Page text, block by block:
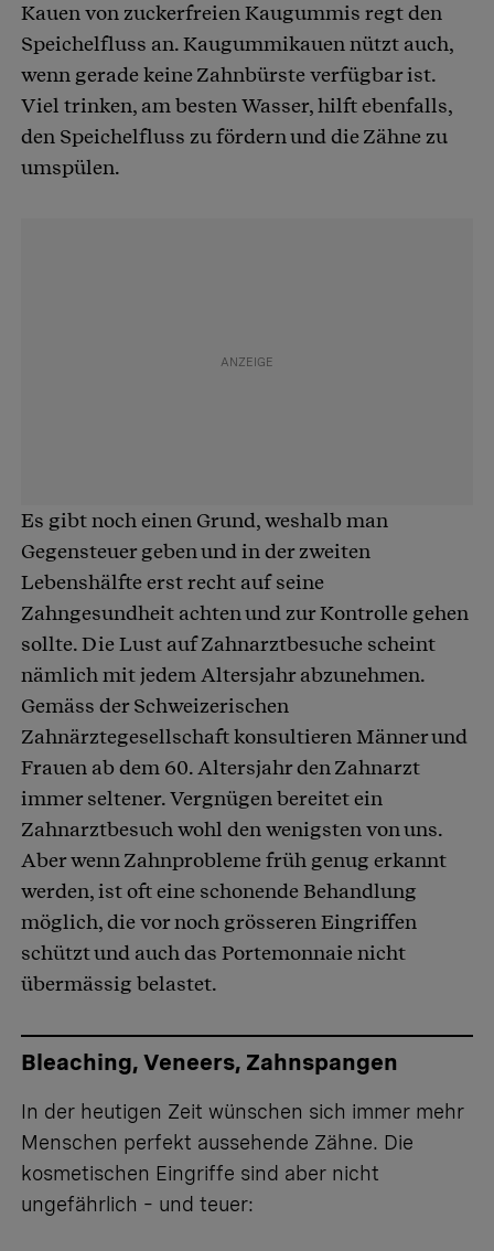
Kauen von zuckerfreien Kaugummis regt den
Speichelfluss an. Kaugummikauen nützt auch,
wenn gerade keine Zahnbürste verfügbar ist.
Viel trinken, am besten Wasser, hilft ebenfalls,
den Speichelfluss zu fördern und die Zähne zu
umspülen.
Es gibt noch einen Grund, weshalb man
Gegensteuer geben und in der zweiten
Lebenshälfte erst recht auf seine
Zahngesundheit achten und zur Kontrolle gehen
sollte. Die Lust auf Zahnarztbesuche scheint
nämlich mit jedem Altersjahr abzunehmen.
Gemäss der Schweizerischen
Zahnärztegesellschaft konsultieren Männer und
Frauen ab dem 60. Altersjahr den Zahnarzt
immer seltener. Vergnügen bereitet ein
Zahnarztbesuch wohl den wenigsten von uns.
Aber wenn Zahnprobleme früh genug erkannt
werden, ist oft eine schonende Behandlung
möglich, die vor noch grösseren Eingriffen
schützt und auch das Portemonnaie nicht
übermässig belastet.
Bleaching, Veneers, Zahnspangen
In der heutigen Zeit wünschen sich immer mehr
Menschen perfekt aussehende Zähne. Die
kosmetischen Eingriffe sind aber nicht
ungefährlich – und teuer: